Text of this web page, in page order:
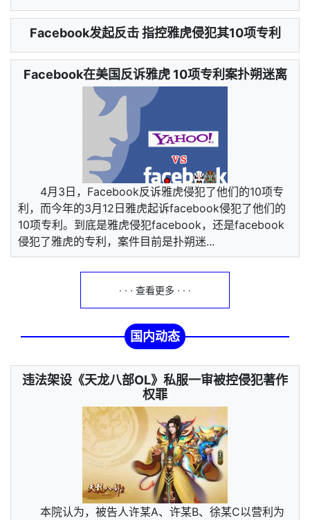
Facebook发起反击 指控雅虎侵犯其10项专利
Facebook在美国反诉雅虎 10项专利案扑朔迷离
4月3日，Facebook反诉雅虎侵犯了他们的10项专
利，而今年的3月12日雅虎起诉facebook侵犯了他们的
10项专利。到底是雅虎侵犯facebook，还是facebook
侵犯了雅虎的专利，案件目前是扑朔迷...
· · · 查看更多 · · ·
国内动态
违法架设《天龙八部OL》私服一审被控侵犯著作
权罪
本院认为，被告人许某A、许某B、徐某C以营利为